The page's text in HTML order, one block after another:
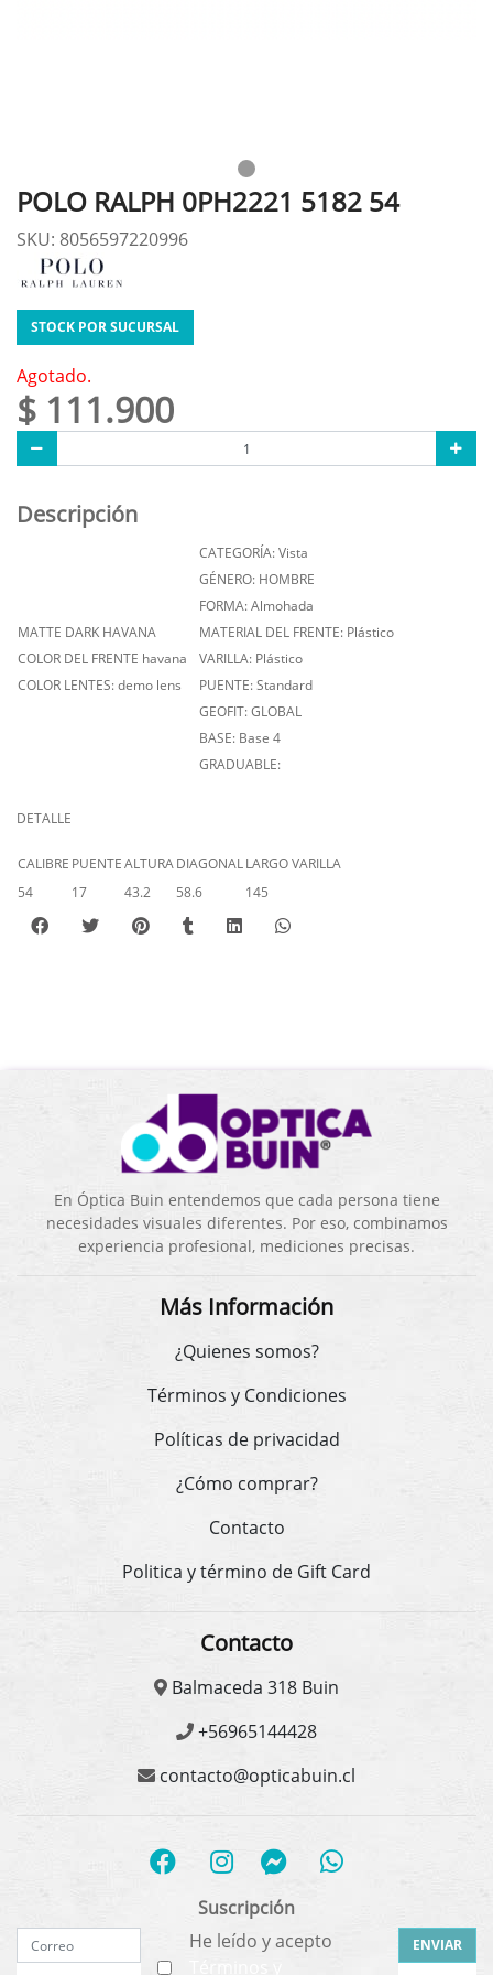
POLO RALPH 0PH2221 5182 54
SKU: 8056597220996
STOCK POR SUCURSAL
Agotado.
$ 111.900
Descripción
MATTE DARK HAVANA
COLOR DEL FRENTE havana
COLOR LENTES: demo lens
CATEGORÍA: Vista
GÉNERO: HOMBRE
FORMA: Almohada
MATERIAL DEL FRENTE: Plástico
VARILLA: Plástico
PUENTE: Standard
GEOFIT: GLOBAL
BASE: Base 4
GRADUABLE:
DETALLE
CALIBRE PUENTEALTURADIAGONALLARGO VARILLA
54
17 43.2 58.6 145
En Óptica Buin entendemos que cada persona tiene
necesidades visuales diferentes. Por eso, combinamos
experiencia profesional, mediciones precisas.
Más Información
¿Quienes somos?
Términos y Condiciones
Políticas de privacidad
¿Cómo comprar?
Contacto
Politica y término de Gift Card
Contacto
Balmaceda 318 Buin
+56965144428
contacto@opticabuin.cl
Suscripción
He leído y acepto
ENVIAR